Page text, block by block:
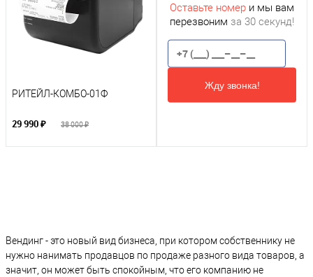
РИТЕЙЛ-КОМБО-01Ф
29 990 ₽ 38 000 ₽
Оставьте номер и мы вам
перезвоним за 30 секунд!
Жду звонка!
Вендинг - это новый вид бизнеса, при котором собственнику не
нужно нанимать продавцов по продаже разного вида товаров, а
значит, он может быть спокойным, что его компанию не